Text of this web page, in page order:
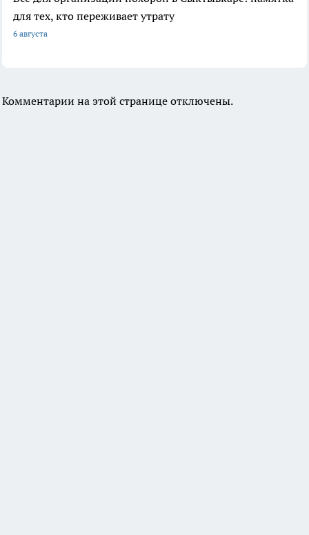
для тех, кто переживает утрату
6 августа
Комментарии на этой странице отключены.